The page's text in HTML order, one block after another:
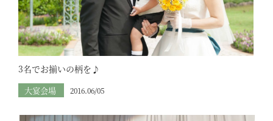
3名でお揃いの柄を♪
大宴会場 2016.06/05